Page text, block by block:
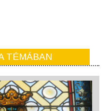
TÉMÁBAN